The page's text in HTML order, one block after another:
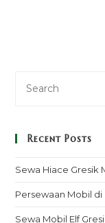
Recent Posts
Sewa Hiace Gresik
Persewaan Mobil di
Sewa Mobil Elf